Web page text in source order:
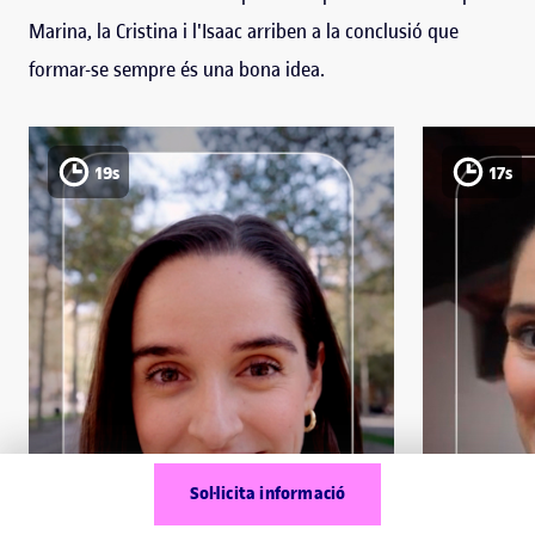
Sol·licita informació
Marina, la Cristina i l'Isaac arriben a la conclusió que
formar-se sempre és una bona idea.
19s 17s